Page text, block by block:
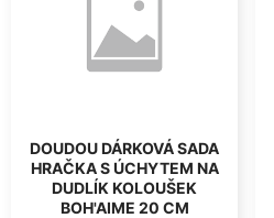
DOUDOU DÁRKOVÁ SADA
HRAČKA S ÚCHYTEM NA
DUDLÍK KOLOUŠEK
BOH'AIME 20 CM